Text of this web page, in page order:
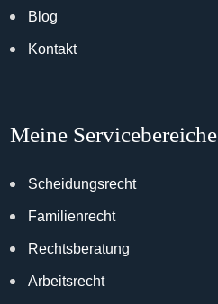
Blog
Kontakt
Meine Servicebereiche
Scheidungsrecht
Familienrecht
Rechtsberatung
Arbeitsrecht